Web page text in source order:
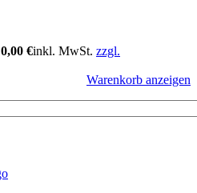
0,00 €inkl. MwSt. zzgl.
Warenkorb anzeigen